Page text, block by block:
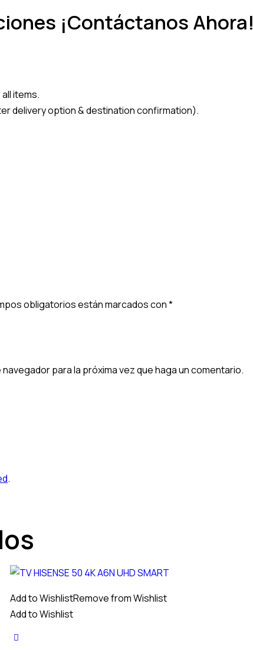
¡Contáctanos Ahora!
items.
delivery option & destination confirmation).
obligatorios están marcados con*
para la próxima vez que haga un comentario.
.
Add to WishlistRemove from Wishlist
Add to Wishlist